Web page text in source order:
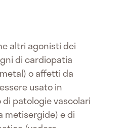
altri agonisti dei
di cardiopatia
o affetti da
usato in
patologie vascolari
metisergide) e di